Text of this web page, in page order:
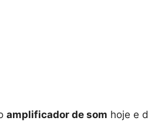
amplificador de som hoje e